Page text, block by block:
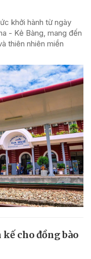
khởi hành từ ngày
- Kẻ Bàng, mang đến
thiên nhiên miền
cho đồng bào